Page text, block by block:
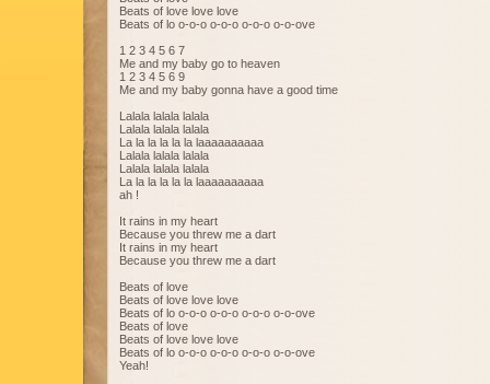
Beats of love love love
Beats of lo o-o-o o-o-o o-o-o o-o-ove
1 2 3 4 5 6 7
Me and my baby go to heaven
1 2 3 4 5 6 9
Me and my baby gonna have a good time
Lalala lalala lalala
Lalala lalala lalala
La la la la la la laaaaaaaaaa
Lalala lalala lalala
Lalala lalala lalala
La la la la la la laaaaaaaaaa
ah !
It rains in my heart
Because you threw me a dart
It rains in my heart
Because you threw me a dart
Beats of love
Beats of love love love
Beats of lo o-o-o o-o-o o-o-o o-o-ove
Beats of love
Beats of love love love
Beats of lo o-o-o o-o-o o-o-o o-o-ove
Yeah!